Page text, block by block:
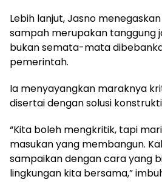
Lebih lanjut, Jasno
sampah merupakan tanggung
bukan semata-mata
pemerintah.
Ia menyayangkan maraknya
disertai dengan solusi
“Kita boleh mengkritik, tapi
masukan yang membangun.
sampaikan dengan cara yang
lingkungan kita bersama,”